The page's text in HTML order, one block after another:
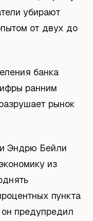
убирают
от двух до
банка
ранним
рынок
Эндрю Бейли
из
пункта
предупредил